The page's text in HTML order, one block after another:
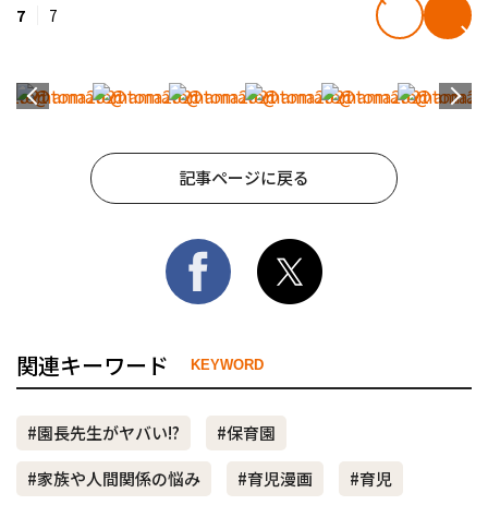
7 7
記事ページに戻る
関連キーワード KEYWORD
#園長先生がヤバい!?
#保育園
#家族や人間関係の悩み
#育児漫画
#育児